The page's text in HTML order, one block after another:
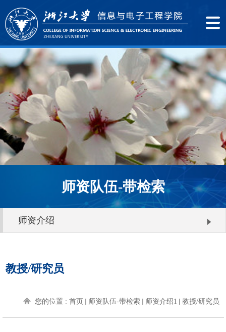
师资队伍-带检索
师资介绍
教授/研究员
您的位置 : 首页 师资队伍-带检索 师资介绍1 教授/研究员